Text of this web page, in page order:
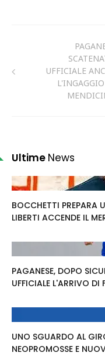
UFFICIALE
Ultime News
BOCCHETTI PREPARA
LIBERTI ACCENDE IL
PAGANESE, DOPO
UFFICIALE L'ARRIVO
UNO SGUARDO AL
NEOPROMOSSE E